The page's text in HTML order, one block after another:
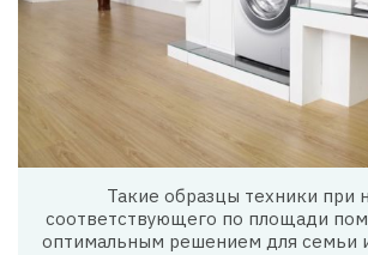
Такие образцы техники при
соответствующего по площади
оптимальным решением для семьи